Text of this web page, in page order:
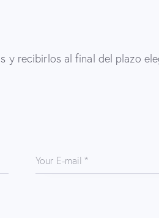
y recibirlos al final del plazo